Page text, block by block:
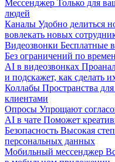
Мессенджер Только для
людей
Каналы Удобно делиться
вовлекать новых
Видеозвонки Бесплатные
Без ограничений по
AI в видеозвонках
и подскажет, как сделать
Коллабы Пространства
клиентами
Опросы Упрощают
AI в чате Поможет
Безопасность Высокая
персональных данных
Мобильный мессенджер